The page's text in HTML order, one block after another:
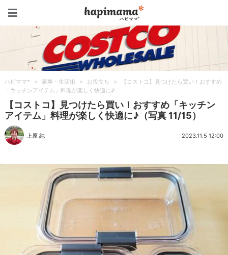
ハピママ* > 家事・生活術 > お役立ち >
【コストコ】見つけたら買い！おすすめ
「キッチンアイテム」料理が楽しく快適に♪
【コストコ】見つけたら買い！おすすめ「キッチン
アイテム」料理が楽しく快適に♪（写真 11/15）
上原 純 2023.11.5 12:00